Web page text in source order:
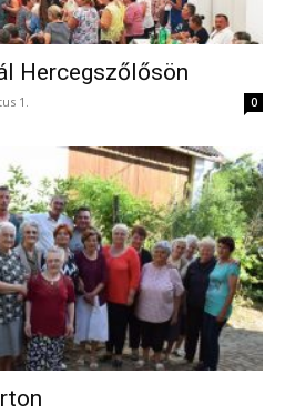
Hercegszőlősön
1. 0